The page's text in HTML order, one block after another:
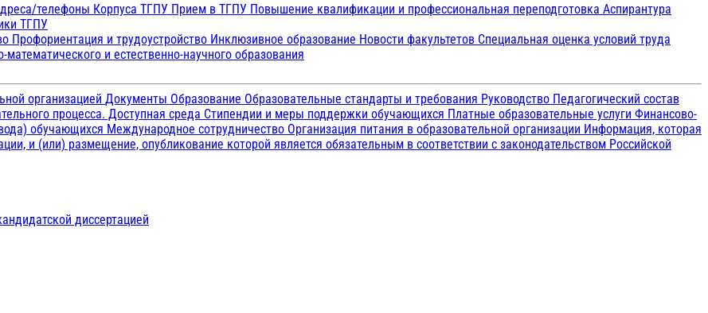
телефоны Корпуса ТГПУ Прием в ТГПУ Повышение квалификации и профессиональная переподготовка Аспирантура
ТГПУ
Профориентация и трудоустройство Инклюзивное образование Новости факультетов Специальная оценка условий труда
и естественно-научного образования
организацией Документы Образование Образовательные стандарты и требования Руководство Педагогический состав
процесса. Доступная среда Стипендии и меры поддержки обучающихся Платные образовательные услуги Финансово-
обучающихся Международное сотрудничество Организация питания в образовательной организации Информация, которая
и (или) размещение, опубликование которой является обязательным в соответствии с законодательством Российской
диссертацией